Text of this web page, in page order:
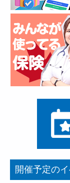
開催予定の